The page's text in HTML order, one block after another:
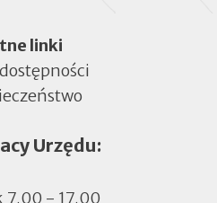
linki
w
zakładce
Urzędu:
7.00 - 17.00